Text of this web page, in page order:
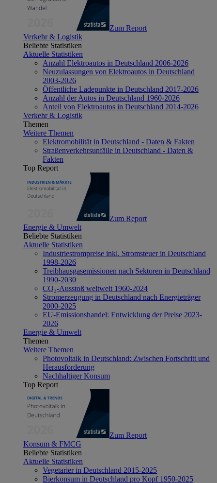
Zum Report
Verkehr & Logistik
Beliebte Statistiken
Aktuelle Statistiken
Anzahl Elektroautos in Deutschland 2006-2026
Neuzulassungen von Elektroautos in Deutschland
2003-2026
Öffentliche Ladepunkte in Deutschland 2017-2026
Anzahl der Autos in Deutschland 1960-2026
Anteil von Elektroautos in Deutschland 2014-2026
Verkehr & Logistik
Themen
Weitere Themen
Elektromobilität in Deutschland - Daten & Fakten
Straßenverkehrsunfälle in Deutschland - Daten &
Fakten
Top Report
Zum Report
Energie & Umwelt
Beliebte Statistiken
Aktuelle Statistiken
Industriestrompreise inkl. Stromsteuer in Deutschland
1998-2026
Treibhausgasemissionen nach Sektoren in Deutschland
1990-2030
CO₂-Ausstoß weltweit 1960-2024
Stromerzeugung in Deutschland nach Energieträger
2000-2025
EU-Emissionshandel: Entwicklung der Preise 2023-
2026
Energie & Umwelt
Themen
Weitere Themen
Photovoltaik in Deutschland: Zwischen Fortschritt und
Herausforderung
Nachhaltiger Konsum
Top Report
Zum Report
Konsum & FMCG
Beliebte Statistiken
Aktuelle Statistiken
Vegetarier in Deutschland 2015-2025
Bierkonsum in Deutschland pro Kopf 1950-2025